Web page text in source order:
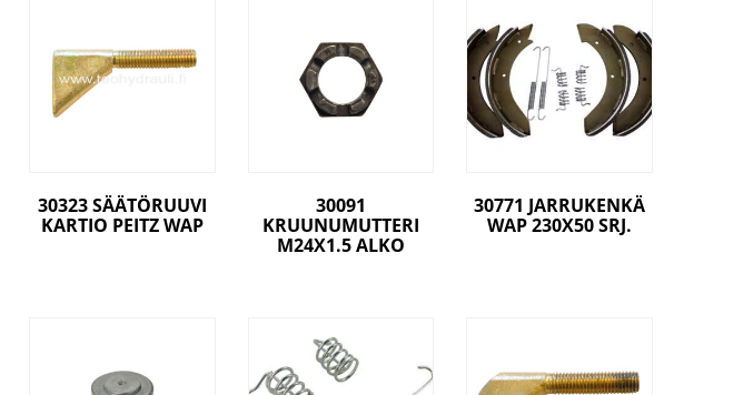
30323 SÄÄTÖRUUVI
KARTIO PEITZ WAP
30091
KRUUNUMUTTERI
M24X1.5 ALKO
30771 JARRUKENKÄ
WAP 230X50 SRJ.